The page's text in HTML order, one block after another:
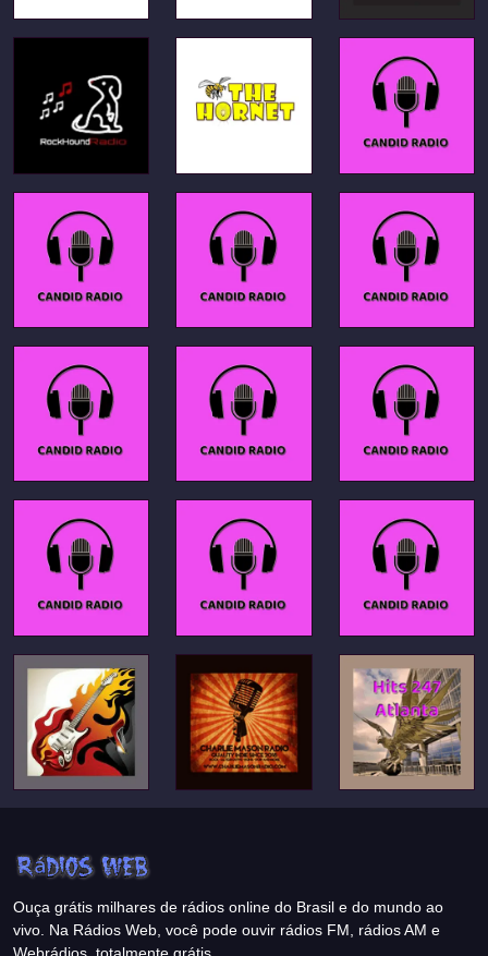
Ouça grátis milhares de rádios online do Brasil e do mundo ao
vivo. Na Rádios Web, você pode ouvir rádios FM, rádios AM e